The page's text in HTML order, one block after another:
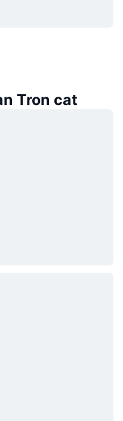
Tron cat